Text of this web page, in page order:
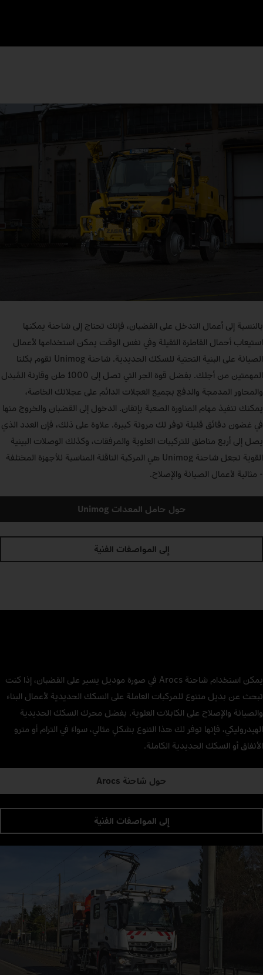
بالنسبة إلى أعمال التدخل على القضبان، فإنك تحتاج إلى شاحنة يمكنها
استيعاب أحمال القاطرة الثقيلة وفي نفس الوقت يمكن استخدامها لأعمال
الصيانة على البنية التحتية للسكك الحديدية. شاحنة Unimog تقوم بكلتا
المهمتين من أجلك. بفضل قوة الجر التي تصل إلى 1000 طن وقارنة المُبدل
والمحاور المدمجة والدفع بجميع العجلات الدائم على عجلاتك الخاصة،
يمكنك تنفيذ مهام المناورة الصعبة بإتقان. الدخول إلى القضبان والخروج منها
في غضون دقائق قليلة توفر لك مرونة كبيرة. علاوة على ذلك، فإن العدد الذي
يصل إلى أربع مناطق للتركيبات العلوية والمرفقات، وكذلك الوصلات البينية
القوية تجعل شاحنة Unimog هي المركبة الناقلة المناسبة للأجهزة المختلفة
- مثالية لأعمال الصيانة والإصلاح.
حول حامل المعدات Unimog
إلى المواصفات الفنية
يمكن استخدام شاحنة Arocs في صورة موديل يسير على القضبان، إذا كنت
تبحث عن بديل متنوع للمركبات العاملة على السكك الحديدية لأعمال البناء
والصيانة والإصلاح على الكابلات العلوية. بفضل محرك السكك الحديدية
الهيدروليكي، فإنها توفر لك هذا التنوع بشكلٍ مثالي، سواءً في الترام أو مترو
الأنفاق أو السكك الحديدية الكاملة.
حول شاحنة Arocs
إلى المواصفات الفنية